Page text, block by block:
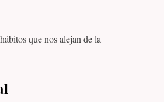
que nos alejan de la